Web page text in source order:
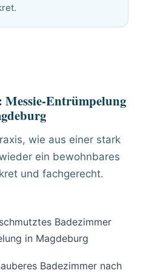
Entrümpelung
wie aus einer stark
ein bewohnbares
und fachgerecht.